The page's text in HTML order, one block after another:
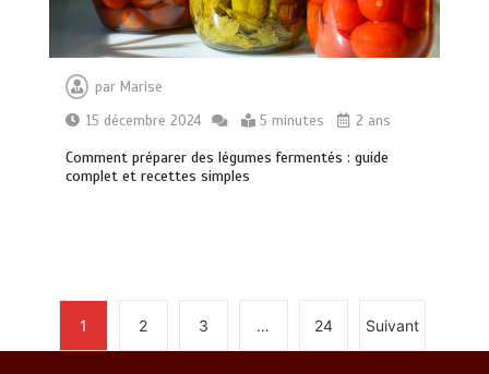
par Marise
15 décembre 2024
5 minutes 2 ans
Comment préparer des légumes fermentés : guide
complet et recettes simples
1 2 3 … 24 Suivant
Vitalité au quotidien : découvrez notre
0 24 minutes
Alimentation équilibrée : ses bienfaits